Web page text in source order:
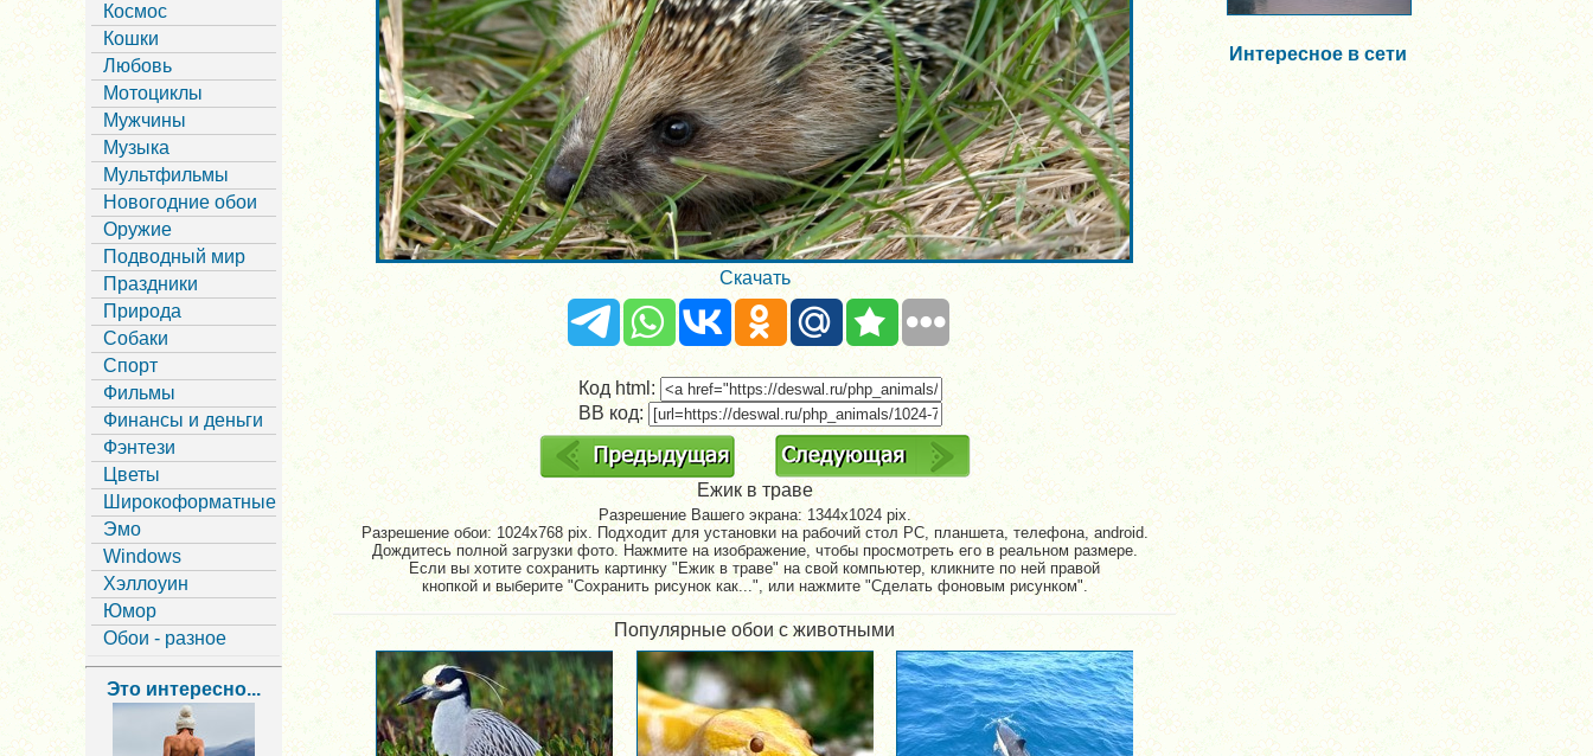
Космос
Кошки
Любовь
Мотоциклы
Мужчины
Музыка
Мультфильмы
Новогодние обои
Оружие
Подводный мир
Праздники
Природа
Собаки
Спорт
Фильмы
Финансы и деньги
Фэнтези
Цветы
Широкоформатные
Эмо
Windows
Хэллоуин
Юмор
Обои - разное
Это интересно...
Скачать
Код html:
BB код:
Ежик в траве
Разрешение Вашего экрана:1344x1024 pix.
Разрешение обои: 1024x768 pix. Подходит для установки на рабочий стол PC, планшета, телефона, android.
Дождитесь полной загрузки фото. Нажмите на изображение, чтобы просмотреть его в реальном размере.
Если вы хотите сохранить картинку "Ежик в траве" на свой компьютер, кликните по ней правой
кнопкой и выберите "Сохранить рисунок как...", или нажмите "Сделать фоновым рисунком".
Популярные обои с животными
Интересное в сети